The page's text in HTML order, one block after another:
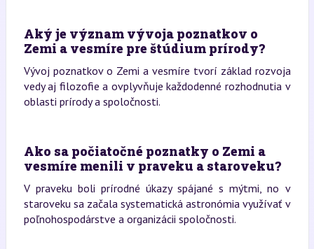
Aký je význam vývoja poznatkov o
Zemi a vesmíre pre štúdium prírody?
Vývoj poznatkov o Zemi a vesmíre tvorí základ rozvoja
vedy aj filozofie a ovplyvňuje každodenné rozhodnutia v
oblasti prírody a spoločnosti.
Ako sa počiatočné poznatky o Zemi a
vesmíre menili v praveku a staroveku?
V praveku boli prírodné úkazy spájané s mýtmi, no v
staroveku sa začala systematická astronómia využívať v
poľnohospodárstve a organizácii spoločnosti.